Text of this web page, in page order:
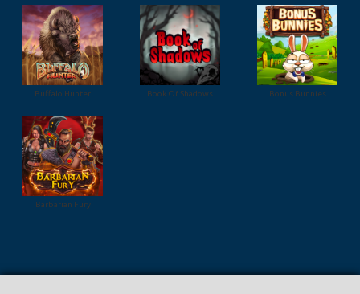
Buffalo Hunter Book Of Shadows Bonus Bunnies
Barbarian Fury